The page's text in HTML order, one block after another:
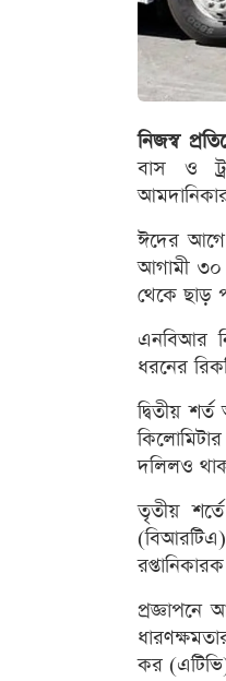
নিজস্ব
বাস ও
ঈদের আগে
আগামী ৩০
থেকে ছাড়
এনবিআর
ধরনের
দ্বিতীয়
দলিলও
তৃতীয়
কর